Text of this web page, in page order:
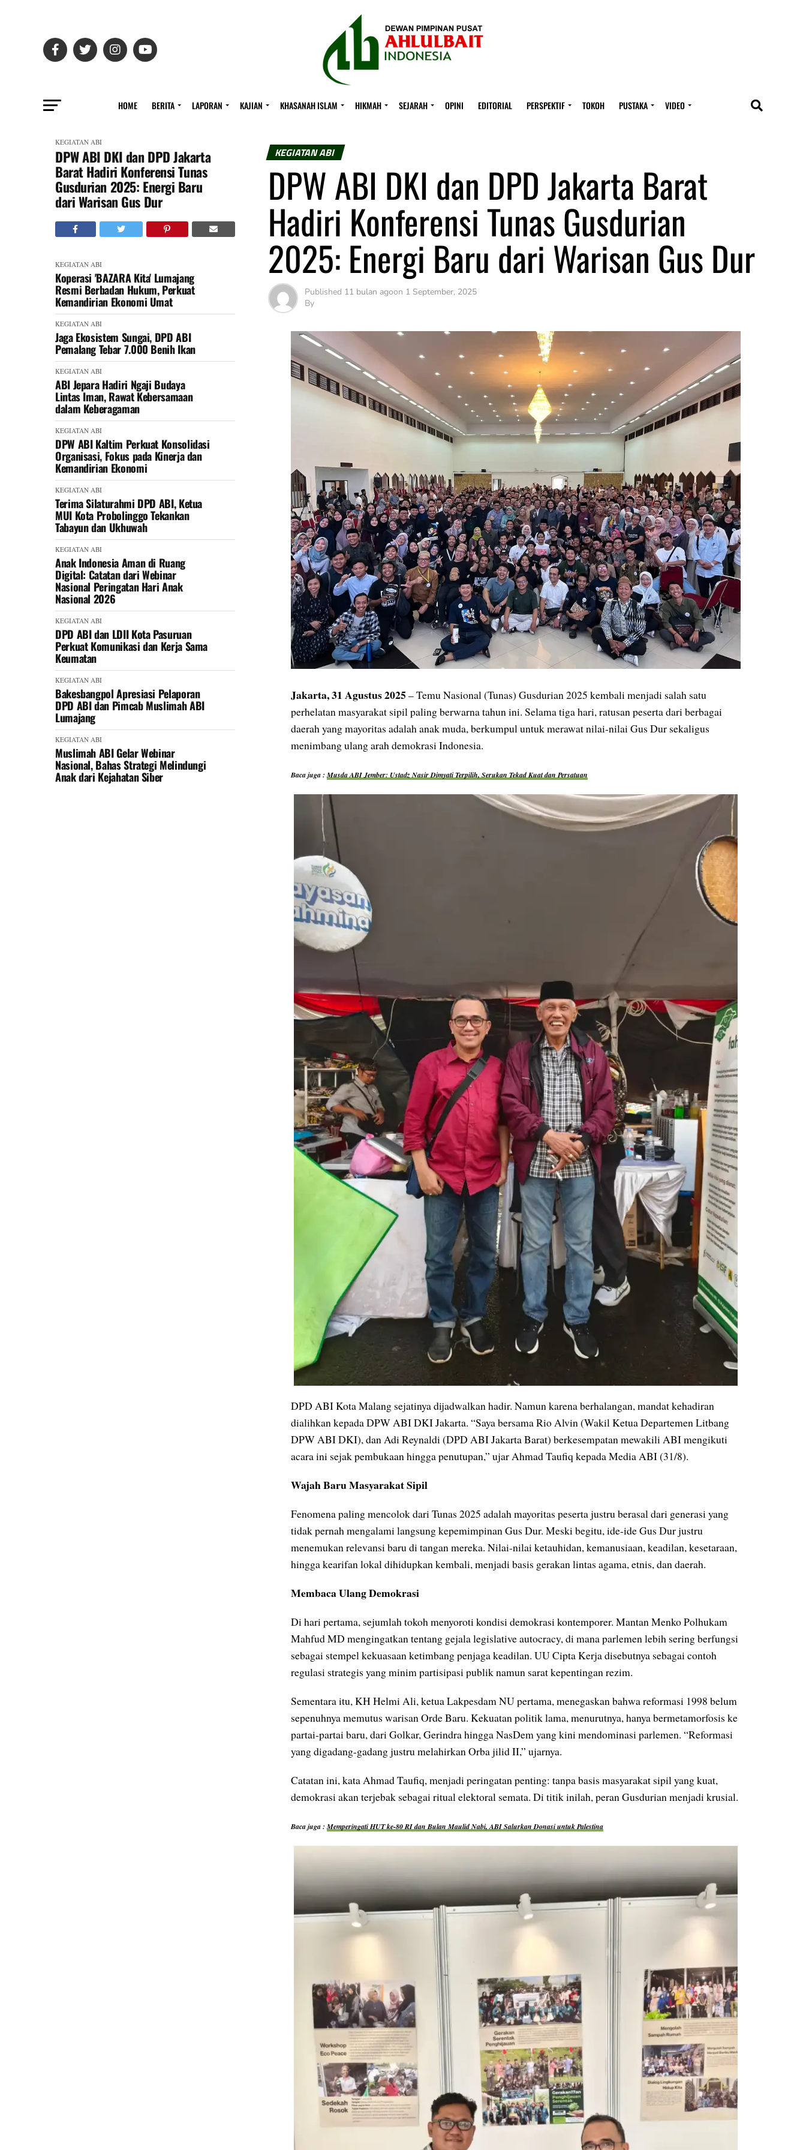
HOME BERITA LAPORAN KAJIAN KHASANAH ISLAM HIKMAH SEJARAH OPINI EDITORIAL PERSPEKTIF TOKOH PUSTAKA VIDEO
KEGIATAN ABI
DPW ABI DKI dan DPD Jakarta
Barat Hadiri Konferensi Tunas
Gusdurian 2025: Energi Baru
dari Warisan Gus Dur
KEGIATAN ABI
Koperasi 'BAZARA Kita' Lumajang
Resmi Berbadan Hukum, Perkuat
Kemandirian Ekonomi Umat
KEGIATAN ABI
Jaga Ekosistem Sungai, DPD ABI
Pemalang Tebar 7.000 Benih Ikan
KEGIATAN ABI
ABI Jepara Hadiri Ngaji Budaya
Lintas Iman, Rawat Kebersamaan
dalam Keberagaman
KEGIATAN ABI
DPW ABI Kaltim Perkuat Konsolidasi
Organisasi, Fokus pada Kinerja dan
Kemandirian Ekonomi
KEGIATAN ABI
Terima Silaturahmi DPD ABI, Ketua
MUI Kota Probolinggo Tekankan
Tabayun dan Ukhuwah
KEGIATAN ABI
Anak Indonesia Aman di Ruang
Digital: Catatan dari Webinar
Nasional Peringatan Hari Anak
Nasional 2026
KEGIATAN ABI
DPD ABI dan LDII Kota Pasuruan
Perkuat Komunikasi dan Kerja Sama
Keumatan
KEGIATAN ABI
Bakesbangpol Apresiasi Pelaporan
DPD ABI dan Pimcab Muslimah ABI
Lumajang
KEGIATAN ABI
Muslimah ABI Gelar Webinar
Nasional, Bahas Strategi Melindungi
Anak dari Kejahatan Siber
KEGIATAN ABI
DPW ABI DKI dan DPD Jakarta Barat
Hadiri Konferensi Tunas Gusdurian
2025: Energi Baru dari Warisan Gus Dur
Published 11 bulan agoon 1 September, 2025
By
Jakarta, 31 Agustus 2025– Temu Nasional (Tunas) Gusdurian 2025 kembali menjadi salah satu
perhelatan masyarakat sipil paling berwarna tahun ini. Selama tiga hari, ratusan peserta dari berbagai
daerah yang mayoritas adalah anak muda, berkumpul untuk merawat nilai-nilai Gus Dur sekaligus
menimbang ulang arah demokrasi Indonesia.
Baca juga :Musda ABI Jember: Ustadz Nasir Dimyati Terpilih, Serukan Tekad Kuat dan Persatuan
DPD ABI Kota Malang sejatinya dijadwalkan hadir. Namun karena berhalangan, mandat kehadiran
dialihkan kepada DPW ABI DKI Jakarta. “Saya bersama Rio Alvin (Wakil Ketua Departemen Litbang
DPW ABI DKI), dan Adi Reynaldi (DPD ABI Jakarta Barat) berkesempatan mewakili ABI mengikuti
acara ini sejak pembukaan hingga penutupan,” ujar Ahmad Taufiq kepada Media ABI (31/8).
Wajah Baru Masyarakat Sipil
Fenomena paling mencolok dari Tunas 2025 adalah mayoritas peserta justru berasal dari generasi yang
tidak pernah mengalami langsung kepemimpinan Gus Dur. Meski begitu, ide-ide Gus Dur justru
menemukan relevansi baru di tangan mereka. Nilai-nilai ketauhidan, kemanusiaan, keadilan, kesetaraan,
hingga kearifan lokal dihidupkan kembali, menjadi basis gerakan lintas agama, etnis, dan daerah.
Membaca Ulang Demokrasi
Di hari pertama, sejumlah tokoh menyoroti kondisi demokrasi kontemporer. Mantan Menko Polhukam
Mahfud MD mengingatkan tentang gejala legislative autocracy, di mana parlemen lebih sering berfungsi
sebagai stempel kekuasaan ketimbang penjaga keadilan. UU Cipta Kerja disebutnya sebagai contoh
regulasi strategis yang minim partisipasi publik namun sarat kepentingan rezim.
Sementara itu, KH Helmi Ali, ketua Lakpesdam NU pertama, menegaskan bahwa reformasi 1998 belum
sepenuhnya memutus warisan Orde Baru. Kekuatan politik lama, menurutnya, hanya bermetamorfosis ke
partai-partai baru, dari Golkar, Gerindra hingga NasDem yang kini mendominasi parlemen. “Reformasi
yang digadang-gadang justru melahirkan Orba jilid II,” ujarnya.
Catatan ini, kata Ahmad Taufiq, menjadi peringatan penting: tanpa basis masyarakat sipil yang kuat,
demokrasi akan terjebak sebagai ritual elektoral semata. Di titik inilah, peran Gusdurian menjadi krusial.
Baca juga :Memperingati HUT ke-80 RI dan Bulan Maulid Nabi, ABI Salurkan Donasi untuk Palestina